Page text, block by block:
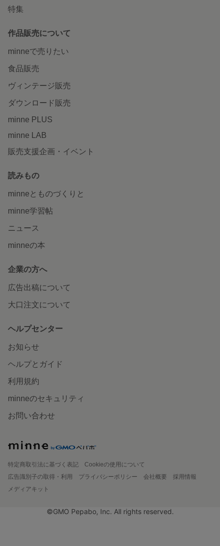
特集
作品販売について
minneで売りたい
食品販売
ヴィンテージ販売
ダウンロード販売
minne PLUS
minne LAB
販売支援企画・イベント
読みもの
minneとものづくりと
minne学習帖
ニュース
minneの本
企業の方へ
広告出稿について
大口注文について
ヘルプセンター
お知らせ
ヘルプとガイド
利用規約
minneのセキュリティ
お問い合わせ
特定商取引法に基づく表記
Cookieの使用について
広告識別子の取得・利用
プライバシーポリシー 会社概要
採用情報
メディアキット
©GMO Pepabo, Inc. All rights reserved.